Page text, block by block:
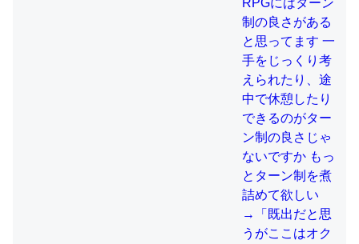
これを元に考えるとカルシウムを大量に使う脊椎動物と貝
類は苦労してるんだな…。腹足類だと殻を無くしてナメク
─ニュース :: 【研究発表】昆虫学の大問題＝「昆虫はなぜ海にいな
ウチもEchoを実家に置いて４年。でたまに覗いてる。ぼ
ちぼちRingも置こうかと画策中。あと、Googleマップで
位置情報を共有してる。電池残量や充電中かが分かるので